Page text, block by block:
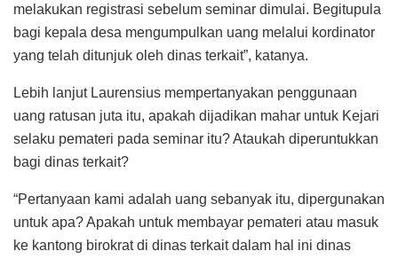
melakukan registrasi sebelum seminar dimulai. Begitupula
bagi kepala desa mengumpulkan uang melalui kordinator
yang telah ditunjuk oleh dinas terkait”, katanya.
Lebih lanjut Laurensius mempertanyakan penggunaan
uang ratusan juta itu, apakah dijadikan mahar untuk Kejari
selaku pemateri pada seminar itu? Ataukah diperuntukkan
bagi dinas terkait?
“Pertanyaan kami adalah uang sebanyak itu, dipergunakan
untuk apa? Apakah untuk membayar pemateri atau masuk
ke kantong birokrat di dinas terkait dalam hal ini dinas